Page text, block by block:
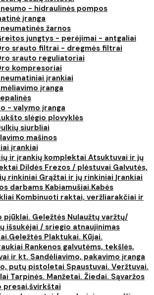
- hidraulinės pompos
įranga
žarnos
jungtys - perėjimai - antgaliai
srauto filtrai - dregmės filtrai
srauto reguliatoriai
kompresoriai
įrankiai
įranga
- valymo įranga
slėgio plovyklės
siurbliai
mašinos
įrankiai
ir įrankių komplektai Atsuktuvai ir jų
Dildės Frezos / plėstuvai Galvutės,
rinkiniai Grąžtai ir jų rinkiniai Įrankiai
darbams Kabiamušiai.Kabės
Kombinuoti raktai, veržliarakčiai ir
pjūklai. Geležtės Nulaužtų varžtų/
išsukėjai / sriegio atnaujinimas
Plaktukai. Kūjai.
Rankenos galvutėms, tekšlės,
ir kt. Sandėliavimo, pakavimo įranga
putų pistoletai Spaustuvai. Veržtuvai.
Tarpinės. Manžetai. Žiedai. Sąvaržos
presai,švirkštai